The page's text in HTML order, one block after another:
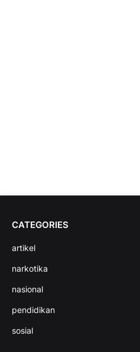
CATEGORIES
artikel
narkotika
nasional
pendidikan
sosial